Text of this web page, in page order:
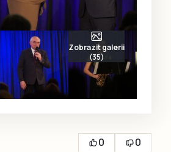
Zobrazit galerii
(35)
0
0